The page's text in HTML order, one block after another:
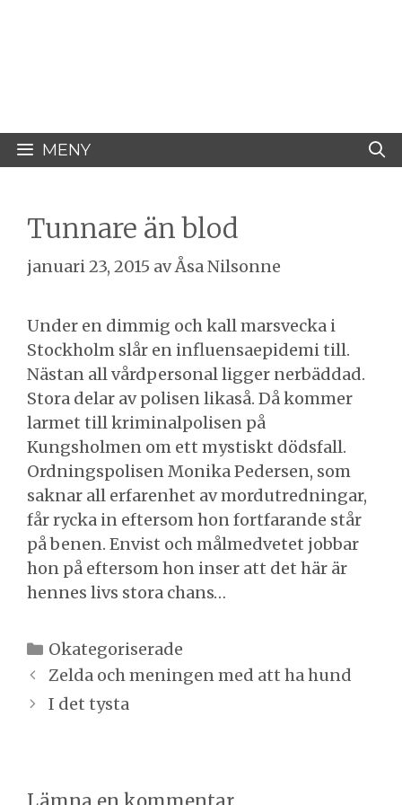
MENY
Tunnare än blod
januari 23, 2015 avÅsa Nilsonne
Under en dimmig och kall marsvecka i
Stockholm slår en influensaepidemi till.
Nästan all vårdpersonal ligger nerbäddad.
Stora delar av polisen likaså. Då kommer
larmet till kriminalpolisen på
Kungsholmen om ett mystiskt dödsfall.
Ordningspolisen Monika Pedersen, som
saknar all erfarenhet av mordutredningar,
får rycka in eftersom hon fortfarande står
på benen. Envist och målmedvetet jobbar
hon på eftersom hon inser att det här är
hennes livs stora chans…
Kategorier
Okategoriserade
Inläggsnavigering
Zelda och meningen med att ha hund
I det tysta